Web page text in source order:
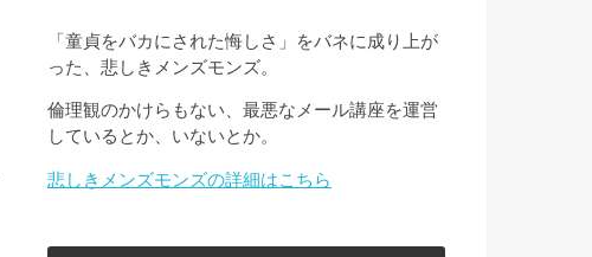
「童貞をバカにされた悔しさ」をバネに成り上が
った、悲しきメンズモンズ。
倫理観のかけらもない、最悪なメール講座を運営
しているとか、いないとか。
悲しきメンズモンズの詳細はこちら